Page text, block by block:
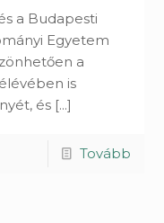
a Budapesti
Egyetem
a
is
és [...]
Tovább